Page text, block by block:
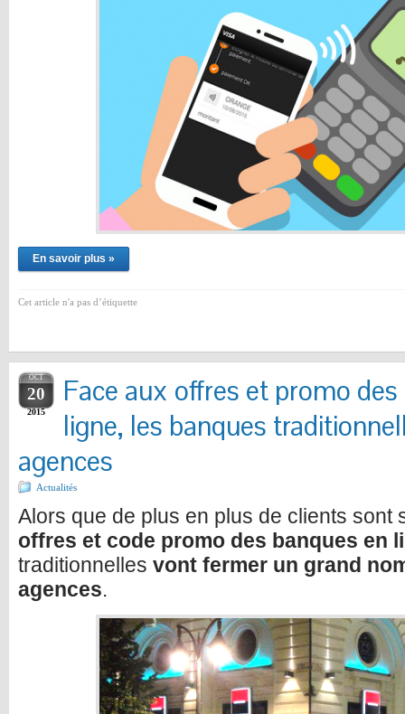
En savoir plus »
Cet article n'a pas d’étiquette
OCT
20
2015
Face aux offres et promo
ligne, les banques
agences
Actualités
Alors que de plus en plus de clients sont
offres et code promo des banques en
traditionnelles vont fermer un grand
agences.